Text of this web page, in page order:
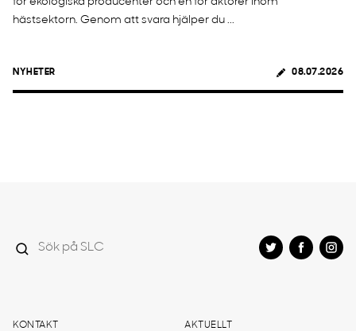
hästsektorn. Genom att svara hjälper du ...
NYHETER 08.07.2026
KONTAKT AKTUELLT